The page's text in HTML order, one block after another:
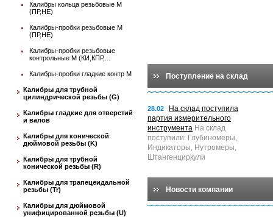
Калибры кольца резьбовые М
(ПР,НЕ)
Калибры-пробки резьбовые М
(ПР,НЕ)
Калибры-пробки резьбовые
контрольные М (КИ,КПР,...
Калибры-пробки гладкие контр М
Калибры для трубной
цилиндрической резьбы (G)
Калибры гладкие для отверстий
и валов
Калибры для конической
дюймовой резьбы (K)
Калибры для трубной
конической резьбы (R)
Калибры для трапецеидальной
резьбы (Tr)
Калибры для дюймовой
унифицированной резьбы (U)
Поступление на склад
28.02
На склад поступила
партия измерительного
инструмента На склад
поступили: Глубиномеры,
Индикаторы, Нутромеры,
Штангенциркули
Новости компании